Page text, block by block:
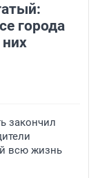
города
закончил
всю жизнь